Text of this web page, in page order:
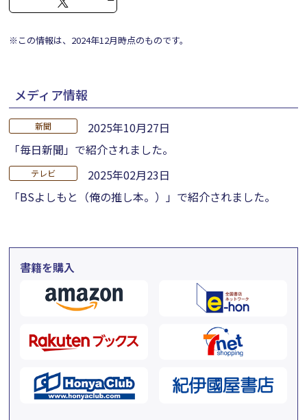
※この情報は、2024年12月時点のものです。
メディア情報
新聞
2025年10月27日
「毎日新聞」で紹介されました。
テレビ
2025年02月23日
「BSよしもと（俺の推し本。）」で紹介されました。
書籍を購入